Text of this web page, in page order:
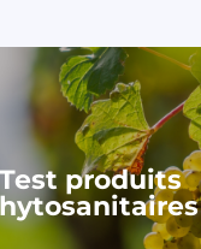
Test produits